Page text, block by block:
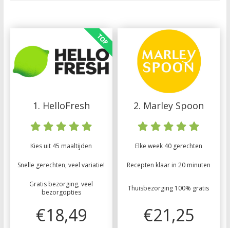
1. HelloFresh
Kies uit 45 maaltijden
Snelle gerechten, veel variatie!
Gratis bezorging, veel
bezorgopties
€18,49
2. Marley Spoon
Elke week 40 gerechten
Recepten klaar in 20 minuten
Thuisbezorging 100% gratis
€21,25